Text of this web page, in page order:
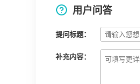
用户问答
提问标题：
补充内容：